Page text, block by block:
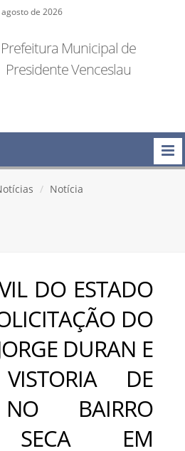
de 2026
Prefeitura Municipal de
Presidente Venceslau
Notícia
DO ESTADO
DO
DURAN E
DE
BAIRRO
SECA EM